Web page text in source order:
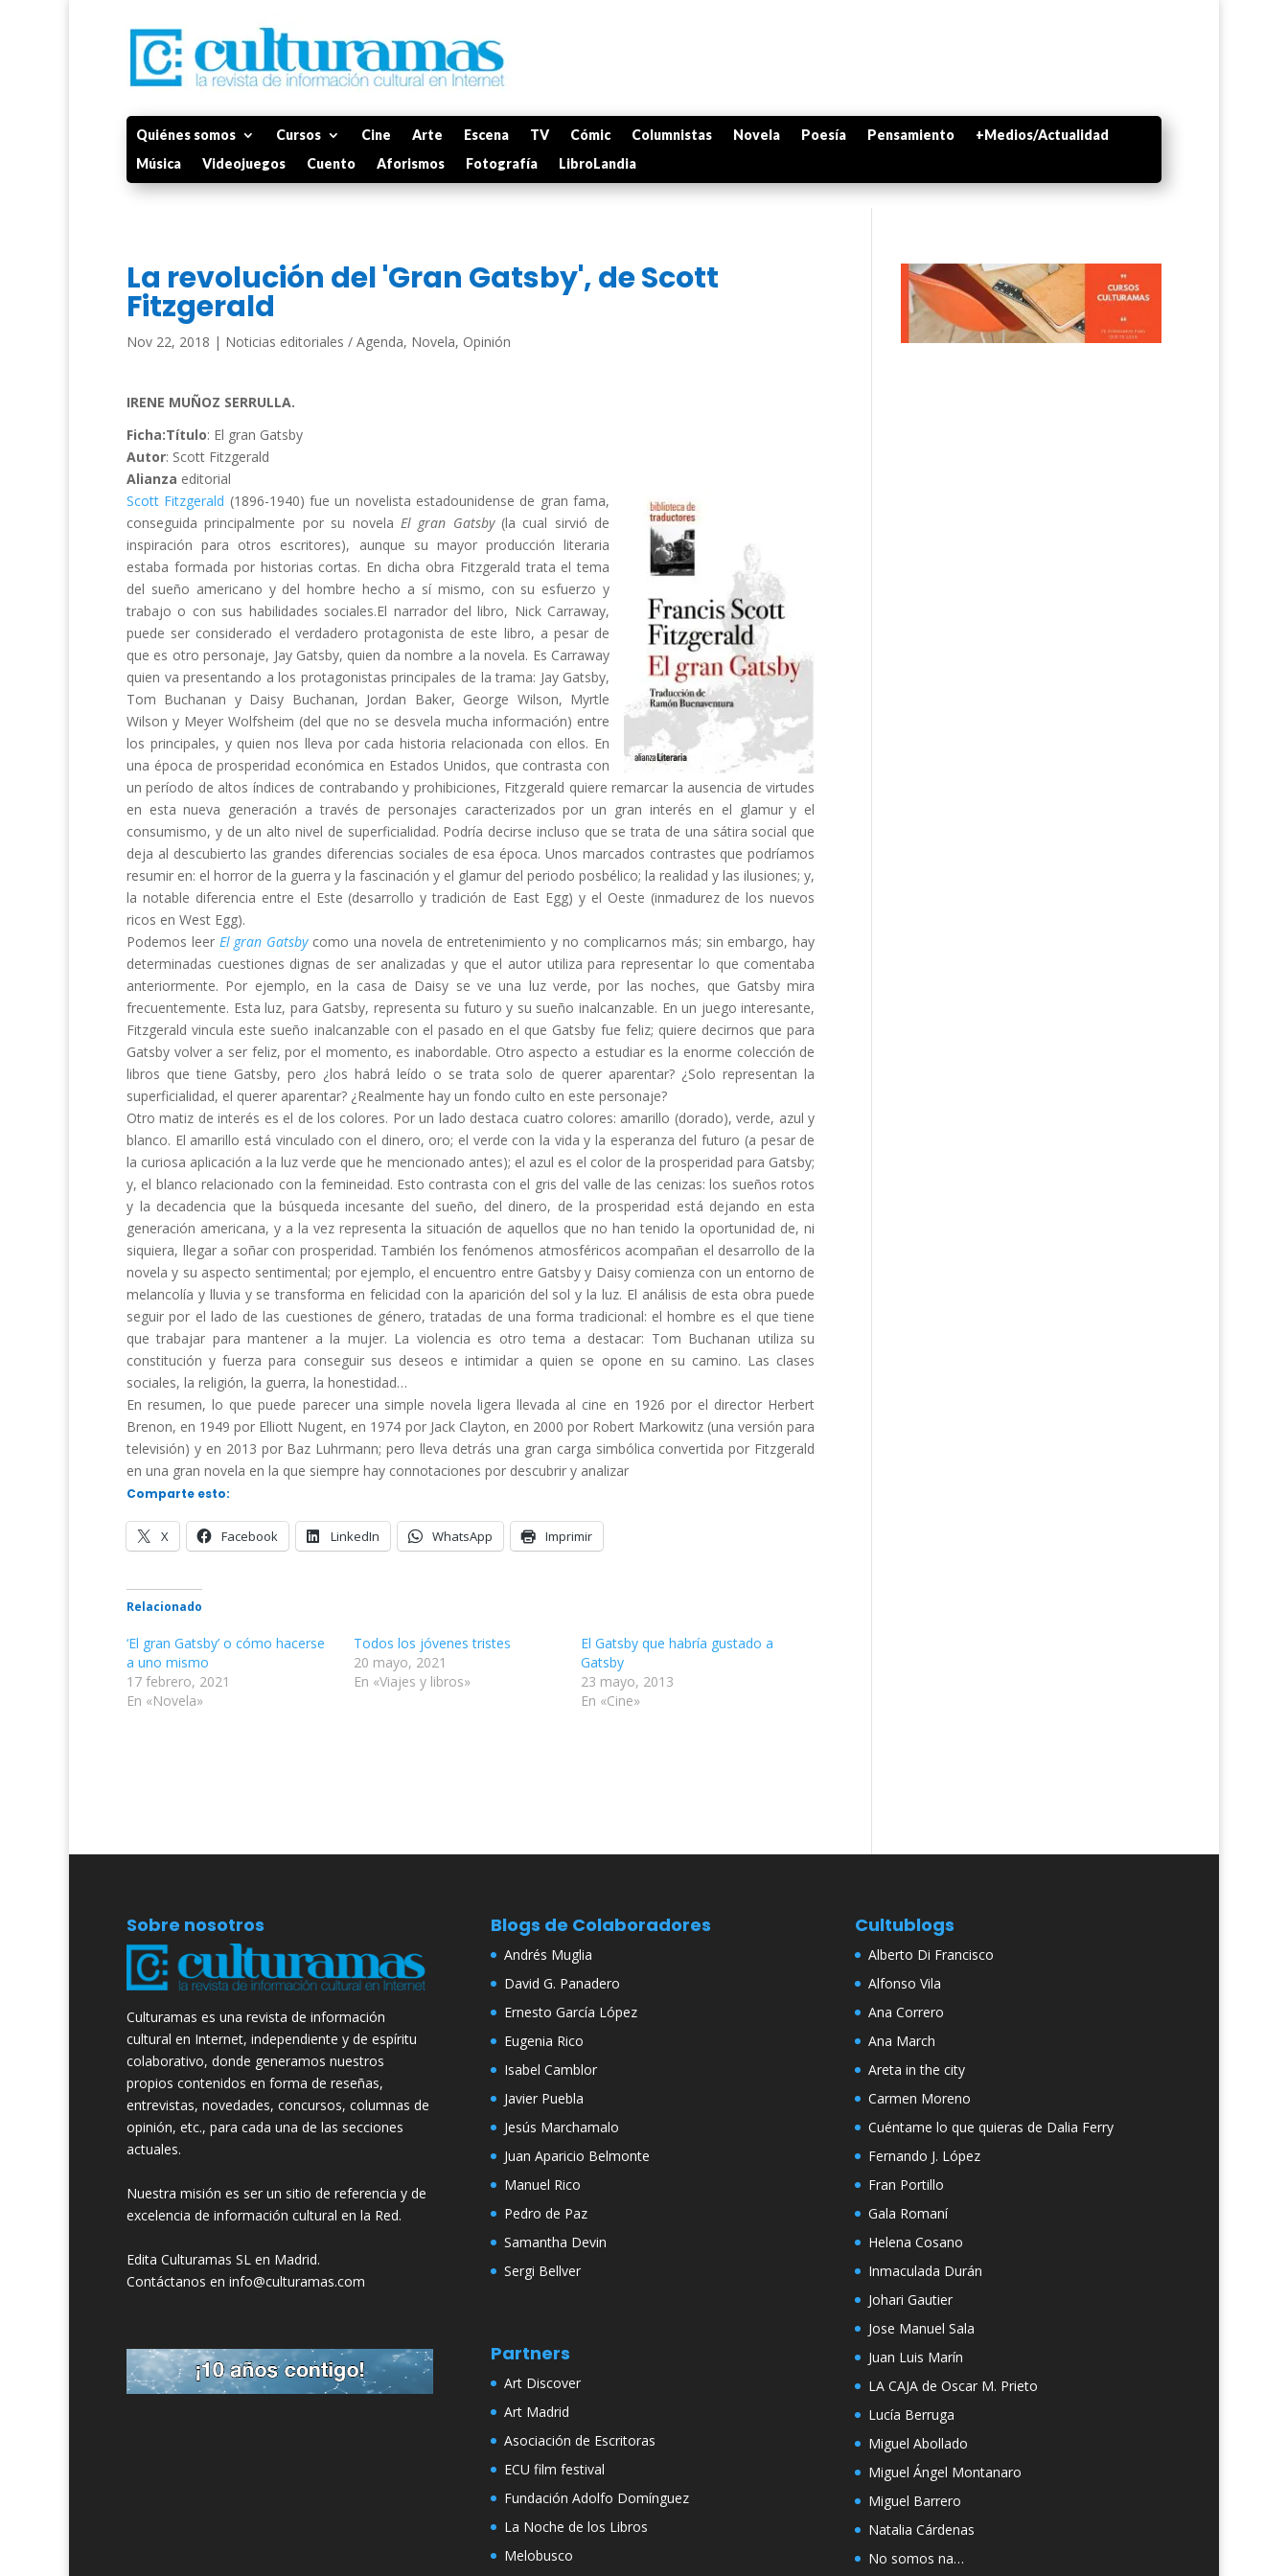
Quiénes somos Cursos Cine Arte Escena TV Cómic Columnistas Novela Poesía Pensamiento
+Medios/Actualidad
Música
Videojuegos Cuento Aforismos Fotografía LibroLandia
La revolución del 'Gran Gatsby', de Scott
Fitzgerald
Nov 22, 2018 | Noticias editoriales / Agenda, Novela, Opinión
IRENE MUÑOZ SERRULLA.
Ficha:Título: El gran Gatsby
Autor: Scott Fitzgerald
Alianza editorial
Scott Fitzgerald (1896-1940) fue un novelista estadounidense de gran fama,
conseguida principalmente por su novela El gran Gatsby(la cual sirvió de
inspiración para otros escritores), aunque su mayor producción literaria
estaba formada por historias cortas. En dicha obra Fitzgerald trata el tema
del sueño americano y del hombre hecho a sí mismo, con su esfuerzo y
trabajo o con sus habilidades sociales.El narrador del libro, Nick Carraway,
puede ser considerado el verdadero protagonista de este libro, a pesar de
que es otro personaje, Jay Gatsby, quien da nombre a la novela. Es Carraway
quien va presentando a los protagonistas principales de la trama: Jay Gatsby,
Tom Buchanan y Daisy Buchanan, Jordan Baker, George Wilson, Myrtle
Wilson y Meyer Wolfsheim (del que no se desvela mucha información) entre
los principales, y quien nos lleva por cada historia relacionada con ellos. En
una época de prosperidad económica en Estados Unidos, que contrasta con
un período de altos índices de contrabando y prohibiciones, Fitzgerald quiere remarcar la ausencia de virtudes
en esta nueva generación a través de personajes caracterizados por un gran interés en el glamur y el
consumismo, y de un alto nivel de superficialidad. Podría decirse incluso que se trata de una sátira social que
deja al descubierto las grandes diferencias sociales de esa época. Unos marcados contrastes que podríamos
resumir en: el horror de la guerra y la fascinación y el glamur del periodo posbélico; la realidad y las ilusiones; y,
la notable diferencia entre el Este (desarrollo y tradición de East Egg) y el Oeste (inmadurez de los nuevos
ricos en West Egg).
Podemos leer El gran Gatsbycomo una novela de entretenimiento y no complicarnos más; sin embargo, hay
determinadas cuestiones dignas de ser analizadas y que el autor utiliza para representar lo que comentaba
anteriormente. Por ejemplo, en la casa de Daisy se ve una luz verde, por las noches, que Gatsby mira
frecuentemente. Esta luz, para Gatsby, representa su futuro y su sueño inalcanzable. En un juego interesante,
Fitzgerald vincula este sueño inalcanzable con el pasado en el que Gatsby fue feliz; quiere decirnos que para
Gatsby volver a ser feliz, por el momento, es inabordable. Otro aspecto a estudiar es la enorme colección de
libros que tiene Gatsby, pero ¿los habrá leído o se trata solo de querer aparentar? ¿Solo representan la
superficialidad, el querer aparentar? ¿Realmente hay un fondo culto en este personaje?
Otro matiz de interés es el de los colores. Por un lado destaca cuatro colores: amarillo (dorado), verde, azul y
blanco. El amarillo está vinculado con el dinero, oro; el verde con la vida y la esperanza del futuro (a pesar de
la curiosa aplicación a la luz verde que he mencionado antes); el azul es el color de la prosperidad para Gatsby;
y, el blanco relacionado con la femineidad. Esto contrasta con el gris del valle de las cenizas: los sueños rotos
y la decadencia que la búsqueda incesante del sueño, del dinero, de la prosperidad está dejando en esta
generación americana, y a la vez representa la situación de aquellos que no han tenido la oportunidad de, ni
siquiera, llegar a soñar con prosperidad. También los fenómenos atmosféricos acompañan el desarrollo de la
novela y su aspecto sentimental; por ejemplo, el encuentro entre Gatsby y Daisy comienza con un entorno de
melancolía y lluvia y se transforma en felicidad con la aparición del sol y la luz. El análisis de esta obra puede
seguir por el lado de las cuestiones de género, tratadas de una forma tradicional: el hombre es el que tiene
que trabajar para mantener a la mujer. La violencia es otro tema a destacar: Tom Buchanan utiliza su
constitución y fuerza para conseguir sus deseos e intimidar a quien se opone en su camino. Las clases
sociales, la religión, la guerra, la honestidad…
En resumen, lo que puede parecer una simple novela ligera llevada al cine en 1926 por el director Herbert
Brenon, en 1949 por Elliott Nugent, en 1974 por Jack Clayton, en 2000 por Robert Markowitz (una versión para
televisión) y en 2013 por Baz Luhrmann; pero lleva detrás una gran carga simbólica convertida por Fitzgerald
en una gran novela en la que siempre hay connotaciones por descubrir y analizar
Comparte esto:
X Facebook LinkedIn WhatsApp Imprimir
Relacionado
‘El gran Gatsby’ o cómo hacerse
a uno mismo
17 febrero, 2021
En «Novela»
Todos los jóvenes tristes
20 mayo, 2021
En «Viajes y libros»
El Gatsby que habría gustado a
Gatsby
23 mayo, 2013
En «Cine»
Sobre nosotros
Culturamas es una revista de información
cultural en Internet, independiente y de espíritu
colaborativo, donde generamos nuestros
propios contenidos en forma de reseñas,
entrevistas, novedades, concursos, columnas de
opinión, etc., para cada una de las secciones
actuales.
Nuestra misión es ser un sitio de referencia y de
excelencia de información cultural en la Red.
Edita Culturamas SL en Madrid.
Contáctanos en info@culturamas.com
Blogs de Colaboradores
Andrés Muglia
David G. Panadero
Ernesto García López
Eugenia Rico
Isabel Camblor
Javier Puebla
Jesús Marchamalo
Juan Aparicio Belmonte
Manuel Rico
Pedro de Paz
Samantha Devin
Sergi Bellver
Partners
Art Discover
Art Madrid
Asociación de Escritoras
ECU film festival
Fundación Adolfo Domínguez
La Noche de los Libros
Melobusco
Cultublogs
Alberto Di Francisco
Alfonso Vila
Ana Correro
Ana March
Areta in the city
Carmen Moreno
Cuéntame lo que quieras de Dalia Ferry
Fernando J. López
Fran Portillo
Gala Romaní
Helena Cosano
Inmaculada Durán
Johari Gautier
Jose Manuel Sala
Juan Luis Marín
LA CAJA de Oscar M. Prieto
Lucía Berruga
Miguel Abollado
Miguel Ángel Montanaro
Miguel Barrero
Natalia Cárdenas
No somos na…